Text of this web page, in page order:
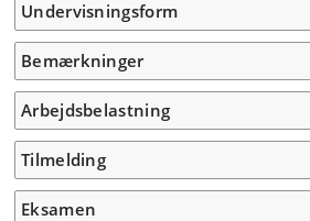
Undervisningsform
Bemærkninger
Arbejdsbelastning
Tilmelding
Eksamen